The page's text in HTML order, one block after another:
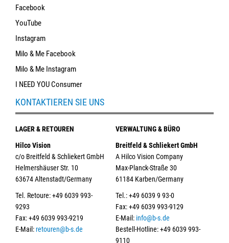
Facebook
YouTube
Instagram
Milo & Me Facebook
Milo & Me Instagram
I NEED YOU Consumer
KONTAKTIEREN SIE UNS
LAGER & RETOUREN
Hilco Vision
c/o Breitfeld & Schliekert GmbH
Helmershäuser Str. 10
63674 Altenstadt/Germany
Tel. Retoure: +49 6039 993-
9293
Fax: +49 6039 993-9219
E-Mail:retouren@b-s.de
VERWALTUNG & BÜRO
Breitfeld & Schliekert GmbH
A Hilco Vision Company
Max-Planck-Straße 30
61184 Karben/Germany
Tel.: +49 6039 9 93-0
Fax: +49 6039 993-9129
E-Mail: info@b-s.de
Bestell-Hotline: +49 6039 993-
9110